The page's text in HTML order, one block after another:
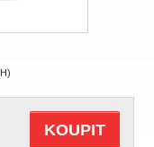
KOUPIT